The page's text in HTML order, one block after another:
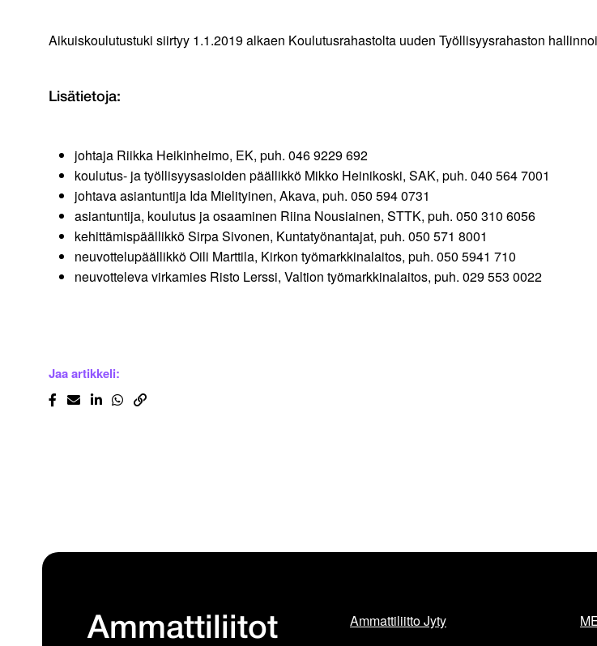
Aikuiskoulutustuki siirtyy 1.1.2019 alkaen Koulutusrahastolta uuden Työllisyysrahaston
Lisätietoja:
johtaja Riikka Heikinheimo, EK, puh. 046 9229 692
koulutus- ja työllisyysasioiden päällikkö Mikko Heinikoski, SAK, puh. 040 564 7001
johtava asiantuntija Ida Mielityinen, Akava, puh. 050 594 0731
asiantuntija, koulutus ja osaaminen Riina Nousiainen, STTK, puh. 050 310 6056
kehittämispäällikkö Sirpa Sivonen, Kuntatyönantajat, puh. 050 571 8001
neuvottelupäällikkö Oili Marttila, Kirkon työmarkkinalaitos, puh. 050 5941 710
neuvotteleva virkamies Risto Lerssi, Valtion työmarkkinalaitos, puh. 029 553 0022
Jaa artikkeli:
Ammattiliitot Ammattiliitto Jyty